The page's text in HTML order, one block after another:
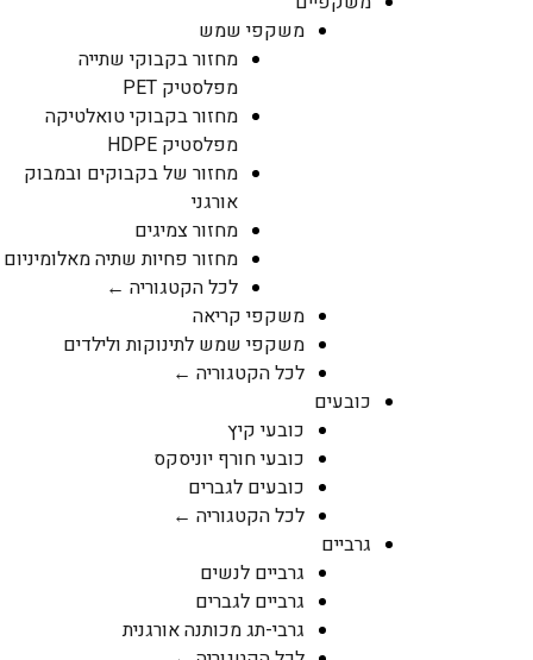
משקפי שמש
מחזור בקבוקי שתייה
מפלסטיק PET
מחזור בקבוקי טואלטיקה
מפלסטיק HDPE
מחזור של בקבוקים ובמבוק
אורגני
מחזור צמיגים
מחזור פחיות שתיה מאלומיניום
לכל הקטגוריה ←
משקפי קריאה
משקפי שמש לתינוקות ולילדים
לכל הקטגוריה ←
כובעים
כובעי קיץ
כובעי חורף יוניסקס
כובעים לגברים
לכל הקטגוריה ←
גרביים
גרביים לנשים
גרביים לגברים
גרבי-תג מכותנה אורגנית